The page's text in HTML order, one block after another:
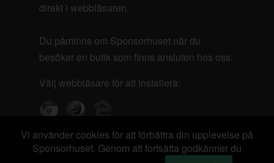
direkt i webbläsaren.
Du påminns om Sponsorhuset när du
besöker en butik som finns ansluten hos oss.
Välj webbläsare för att installera:
Vi använder cookies för att förbättra din upplevelse på
Sponsorhuset. Genom att fortsätta godkänner du